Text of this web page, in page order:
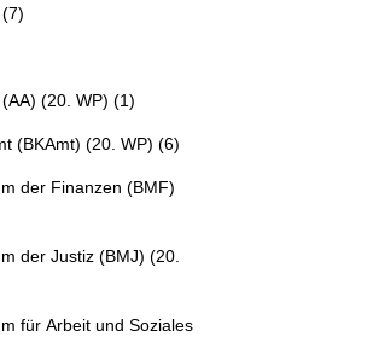
(20. WP) (1)
(BKAmt) (20. WP) (6)
der Finanzen (BMF)
der Justiz (BMJ) (20.
für Arbeit und Soziales